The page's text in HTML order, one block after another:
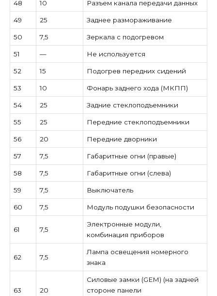
48 10 Разъем канала передачи данных
49 25 Заднее размораживание
50 7,5 Зеркала с подогревом
51 — Не используется
52 15 Подогрев передних сидений
53 10 Фонарь заднего хода (МКПП)
54 25 Задние стеклоподъемники
55 25 Передние стеклоподъемники
56 20 Передние дворники
57 7,5 Габаритные огни (правые)
58 7,5 Габаритные огни (слева)
59 7,5 Выключатель
60 7,5 Модуль подушки безопасности
61 7,5
Электронные модули,
комбинация приборов
62 7,5
Лампа освещения номерного
знака
63 20
Силовые замки (GEM) (на задней
стороне панели